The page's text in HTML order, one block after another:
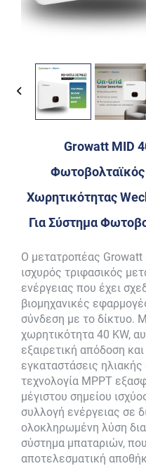
Growatt MID
Χωρητικότητας
Για Σύστημα
Ο μετατροπέας Growatt
ισχυρός τριφασικός
ενέργειας που έχει
βιομηχανικές
σύνδεση με το δίκτυο.
χωρητικότητα 40 KW,
εξαιρετική απόδοση
εγκαταστάσεις
τεχνολογία MPPT
μέγιστου σημείου
συλλογή ενέργειας σε
ολοκληρωμένη λύση
σύστημα μπαταριών,
αποτελεσματική